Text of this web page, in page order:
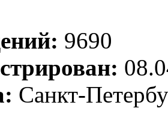
9690
Санкт-